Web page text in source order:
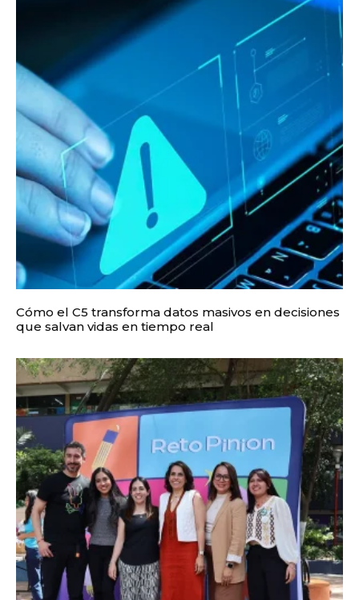
Cómo el C5 transforma datos masivos en decisiones
que salvan vidas en tiempo real